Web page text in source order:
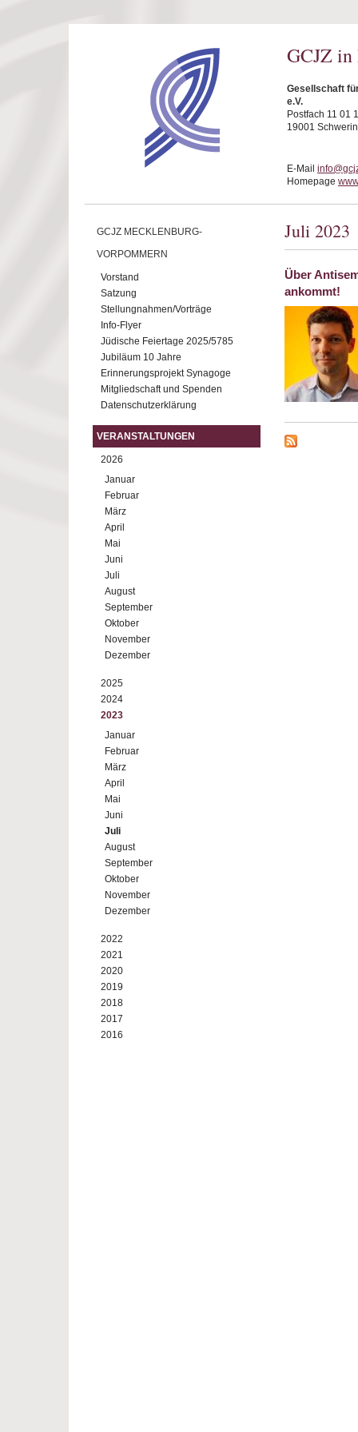
GCJZ in
Gesellschaft
e.V.
Postfach 11 01
19001 Schwerin
E-Mail
Homepage
GCJZ MECKLENBURG-
VORPOMMERN
Vorstand
Satzung
Stellungnahmen/Vorträge
Info-Flyer
Jüdische Feiertage 2025/5785
Jubiläum 10 Jahre
Erinnerungsprojekt Synagoge
Mitgliedschaft und Spenden
Datenschutzerklärung
VERANSTALTUNGEN
2026
Januar
Februar
März
April
Mai
Juni
Juli
August
September
Oktober
November
Dezember
2025
2024
2023
Januar
Februar
März
April
Mai
Juni
Juli
August
September
Oktober
November
Dezember
2022
2021
2020
2019
2018
2017
2016
Juli 2023
Über
ankommt!